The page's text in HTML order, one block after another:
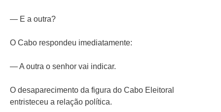
— E a outra?
O Cabo respondeu imediatamente:
— A outra o senhor vai indicar.
O desaparecimento da figura do Cabo Eleitoral
entristeceu a relação política.